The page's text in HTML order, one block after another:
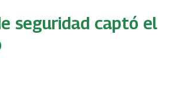
seguridad captó el